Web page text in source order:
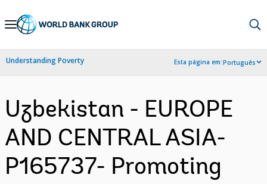
Skip
Navigation
Understanding Poverty Esta página em:Português
Uzbekistan - EUROPE
AND CENTRAL ASIA-
P165737- Promoting